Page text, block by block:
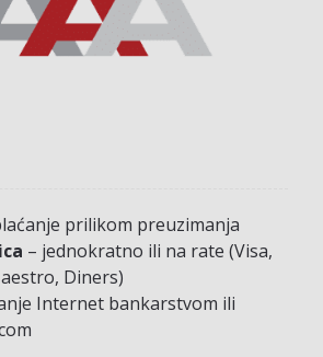
prilikom preuzimanja
– jednokratno ili na rate (Visa,
Diners)
Internet bankarstvom ili